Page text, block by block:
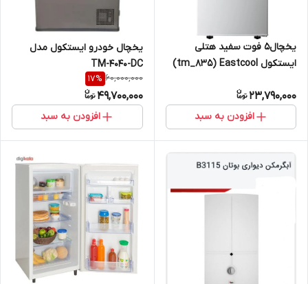
یخچال5 فوت سفید هتلی
ایستکول tm_835) Eastcool)
23,790,000
افزودن به سبد
یخچال خودرو ایستکول مدل
TM-4040-DC
60,000,000
17%
49,700,000
افزودن به سبد